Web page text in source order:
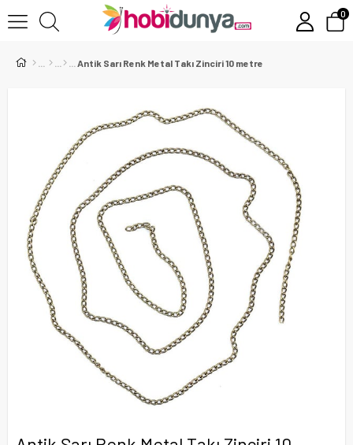
0
Antik Sarı Renk Metal Takı Zinciri 10 metre